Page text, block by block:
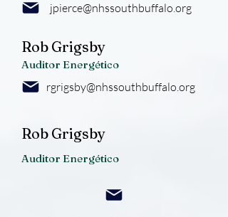
jpierce@nhssouthbuffalo.org
Rob Grigsby
Auditor Energético
rgrigsby@nhssouthbuffalo.org
Rob Grigsby
Auditor Energético